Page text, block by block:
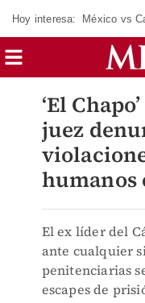
Hoy interesa: México vs
‘El
juez
humanos
El ex líder del
ante cualquier
penitenciarias
escapes de